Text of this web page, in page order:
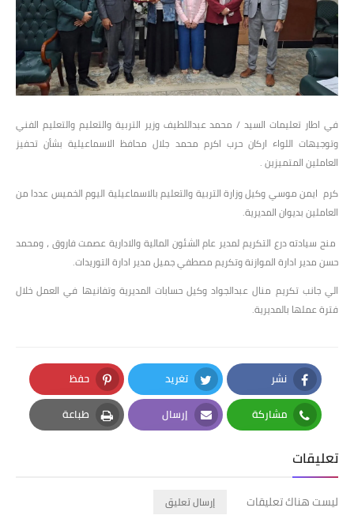
في اطار تعليمات السيد / محمد عبداللطيف وزير التربية والتعليم والتعليم الفني
وتوجيهات اللواء اركان حرب اكرم محمد جلال محافظ الاسماعيلية بشأن تحفيز
العاملين المتميزين .
كرم ايمن موسي وكيل وزارة التربية والتعليم بالاسماعيلية اليوم الخميس عددا من
العاملين بديوان المديرية.
منح سيادته درع التكريم لمدير عام الشئون المالية والادارية عصمت فاروق ، ومحمد
حسن مدير ادارة الموازنة وتكريم مصطفي جميل مدير ادارة التوريدات.
الي جانب تكريم منال عبدالجواد وكيل حسابات المديرية وتفانيها في العمل خلال
فترة عملها بالمديرية.
نشر
Facebook
تغريد
Twitter
حفظ
Pinterest
مشاركة
Whatsapp
إرسال
Email
طباعة
Print
تعليقات
ليست هناك تعليقات إرسال تعليق